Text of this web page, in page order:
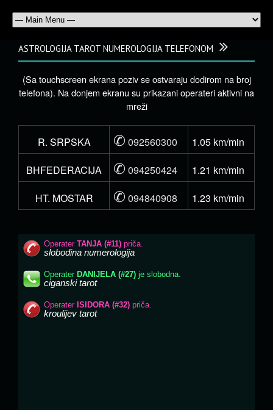
ASTROLOGIJA TAROT NUMEROLOGIJA TELEFONOM
(Sa touchscreen ekrana poziv se ostvaraju dodirom na broj
telefona). Na donjem ekranu su prikazani operateri aktivni na
mreži
R. SRPSKA ✆ 092560300
1.05 km/min
BHFEDERACIJA
✆ 094250424
1.21 km/min
HT. MOSTAR
✆ 094840908 1.23 km/min